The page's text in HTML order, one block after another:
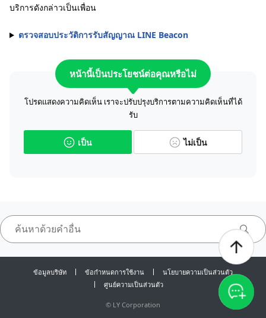
บริการดังกล่าวเป็นเพื่อน
ตรวจสอบประวัติการรับสัญญาณ LINE Beacon
หน้านี้เป็นประโยชน์ต่อคุณหรือไม่
โปรดแสดงความคิดเห็น เราจะปรับปรุงบริการตามความคิดเห็นที่ได้
รับ
เป็น ไม่เป็น
ข้อมูลบริษัท ข้อกำหนดการใช้งาน
นโยบายความเป็นส่วนตัว
ศูนย์ความเป็นส่วนตัว
© LY Corporation